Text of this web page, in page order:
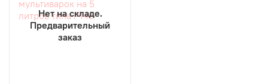
Нет на складе.
Предварительный
заказ